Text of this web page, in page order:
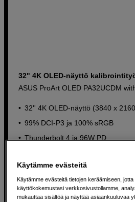
32" 4K OLED-näyttö
ASUS ProArt OLED PA32UCDM
32'' 4K OLED-näyttö (3840 x
99% DCI-P3 ja 100% sRGB
Thunderbolt 4 ja 96W PD
1 890 EUR
Käytämme evästeitä
Käytämme evästeitä tietojen keräämiseen,
käyttökokemustasi verkkosivustollamme,
mukauttaa sisältöä ja näyttää asiaankuuluvaa